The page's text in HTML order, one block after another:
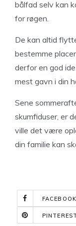
bålfad selv kan
for røgen.
De kan altid
bestemme
derfor en god
mest gavn i din
Sene
skumfiduser, er
ville det være
din familie kan
FACEBOOK
PINTEREST